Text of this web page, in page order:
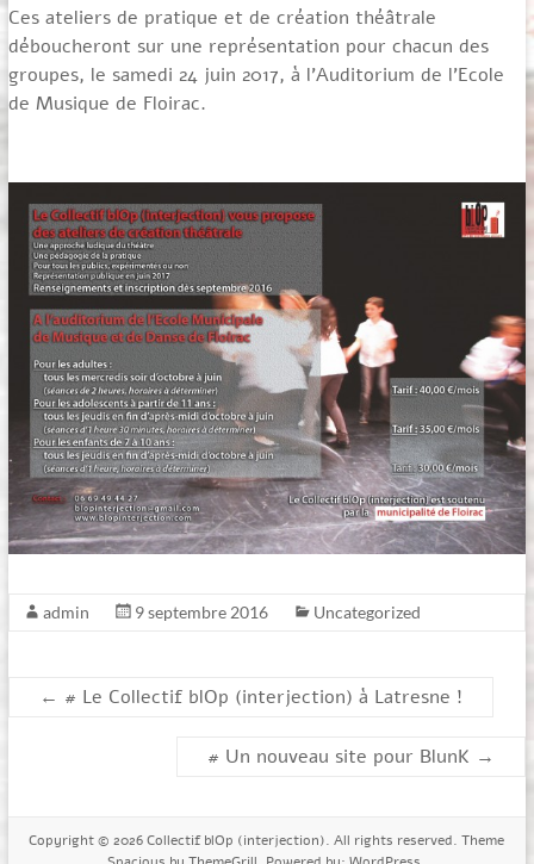
Ces ateliers de pratique et de création théâtrale
déboucheront sur une représentation pour chacun des
groupes, le samedi 24 juin 2017, à l’Auditorium de l’Ecole
de Musique de Floirac.
admin 9 septembre 2016 Uncategorized
← # Le Collectif blOp (interjection) à Latresne !
# Un nouveau site pour BlunK →
Copyright © 2026Collectif blOp (interjection). All rights reserved. Theme